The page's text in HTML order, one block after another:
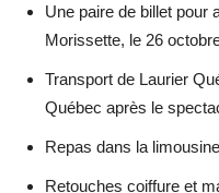
Une paire de billet pour
Morissette, le 26
Transport de Laurier
Québec après le
Repas dans la
Retouches coiffure et